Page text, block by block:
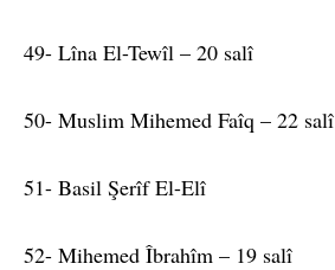
49- Lîna El-Tewîl – 20 salî
50- Muslim Mihemed Faîq – 22 salî
51- Basil Şerîf El-Elî
52- Mihemed Îbrahîm – 19 salî